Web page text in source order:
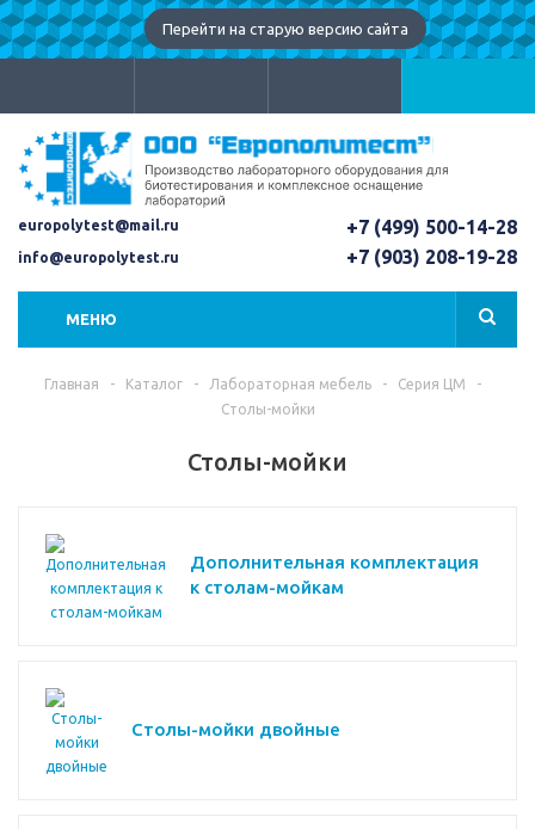
Перейти на старую версию сайта
europolytest@mail.ru
info@europolytest.ru
+7 (499) 500-14-28
+7 (903) 208-19-28
МЕНЮ
Главная - Каталог - Лабораторная мебель - Серия ЦМ
-
Столы-мойки
Столы-мойки
Дополнительная комплектация
к столам-мойкам
Столы-мойки двойные